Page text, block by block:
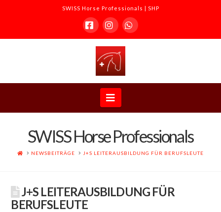
SWISS Horse Professionals | SHP
FacebookInstagramWhatsapp
Horse
Professionals
|
SHP
Navigation
SWISS Horse Professionals
HOMENEWSBEITRÄGE J+S LEITERAUSBILDUNG FÜR BERUFSLEUTE
J+S LEITERAUSBILDUNG FÜR
BERUFSLEUTE